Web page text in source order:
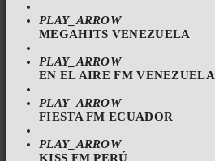
PLAY_ARROW
MEGAHITS VENEZUELA
PLAY_ARROW
EN EL AIRE FM VENEZUELA
PLAY_ARROW
FIESTA FM ECUADOR
PLAY_ARROW
KISS FM PERÚ